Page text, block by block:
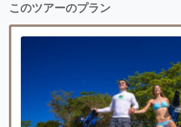
このツアーのプラン